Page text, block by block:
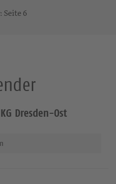
: Seite 6
Dresden-Ost